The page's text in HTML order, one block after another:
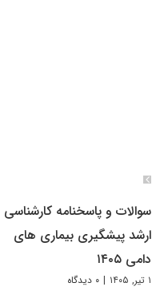
سوالات و پاسخنامه کارشناسی
ارشد پیشگیری بیماری های
دامی ۱۴۰۵
۱ تیر, ۱۴۰۵ | ۰ دیدگاه